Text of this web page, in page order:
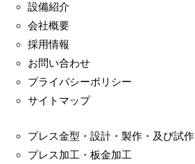
設備紹介
会社概要
採用情報
お問い合わせ
プライバシーポリシー
サイトマップ
プレス金型・設計・製作・及び試作
プレス加工・板金加工